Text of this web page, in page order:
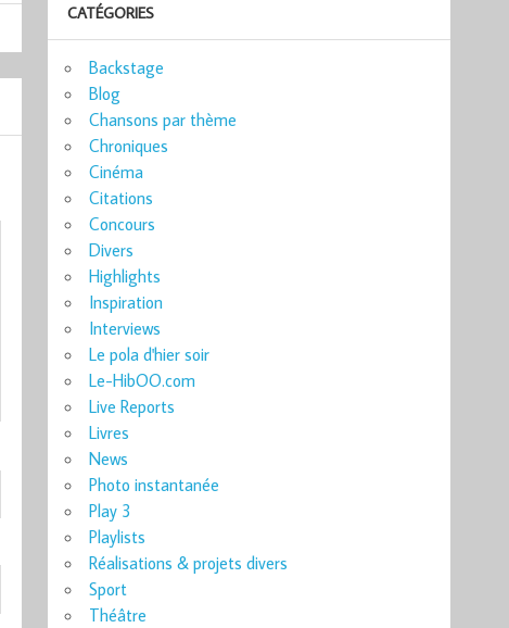
CATÉGORIES
Backstage
Blog
Chansons par thème
Chroniques
Cinéma
Citations
Concours
Divers
Highlights
Inspiration
Interviews
Le pola d'hier soir
Le-HibOO.com
Live Reports
Livres
News
Photo instantanée
Play 3
Playlists
Réalisations & projets divers
Sport
Théâtre